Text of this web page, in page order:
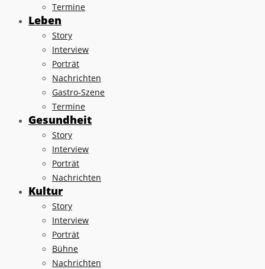
Termine
Leben
Story
Interview
Porträt
Nachrichten
Gastro-Szene
Termine
Gesundheit
Story
Interview
Porträt
Nachrichten
Kultur
Story
Interview
Porträt
Bühne
Nachrichten